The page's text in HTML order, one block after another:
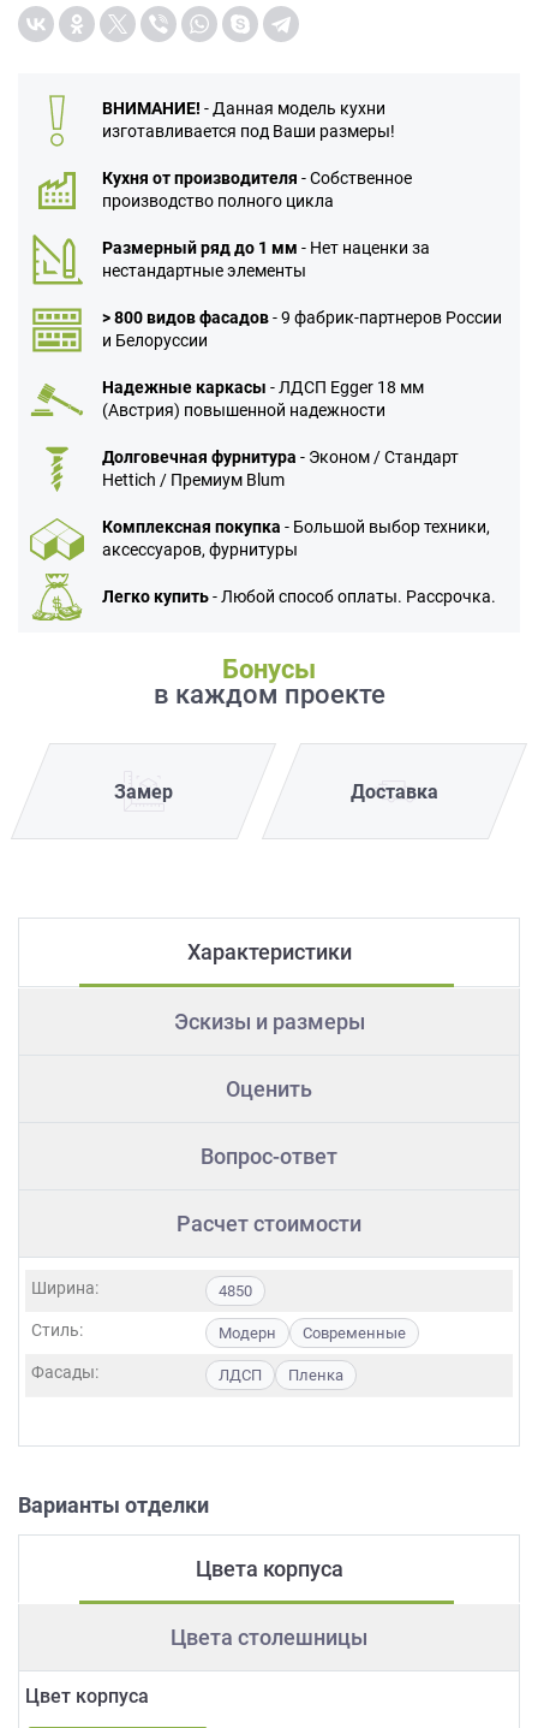
ВНИМАНИЕ! - Данная модель кухни
изготавливается под Ваши размеры!
Кухня от производителя - Собственное
производство полного цикла
Размерный ряд до 1 мм - Нет наценки за
нестандартные элементы
> 800 видов фасадов- 9 фабрик-партнеров России
и Белоруссии
Надежные каркасы - ЛДСП Egger 18 мм
(Австрия) повышенной надежности
Долговечная фурнитура - Эконом / Стандарт
Hettich / Премиум Blum
Комплексная покупка - Большой выбор техники,
аксессуаров, фурнитуры
Легко купить- Любой способ оплаты. Рассрочка.
Бонусы
в каждом проекте
Замер Доставка
Характеристики
Эскизы и размеры
Оценить
Вопрос-ответ
Расчет стоимости
Ширина: 4850
Стиль: Модерн Современные
Фасады: ЛДСП Пленка
Варианты отделки
Цвета корпуса
Цвета столешницы
Цвет корпуса